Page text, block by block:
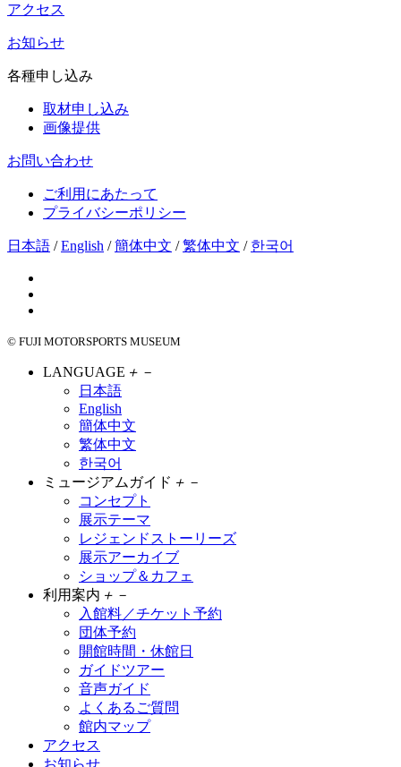
アクセス
お知らせ
各種申し込み
取材申し込み
画像提供
お問い合わせ
ご利用にあたって
プライバシーポリシー
日本語 /English /簡体中文 /繁体中文 / 한국어
© FUJI MOTORSPORTS MUSEUM
LANGUAGE ＋ －
日本語
English
簡体中文
繁体中文
한국어
ミュージアムガイド ＋ －
コンセプト
展示テーマ
レジェンドストーリーズ
展示アーカイブ
ショップ＆カフェ
利用案内 ＋ －
入館料／チケット予約
団体予約
開館時間・休館日
ガイドツアー
音声ガイド
よくあるご質問
館内マップ
アクセス